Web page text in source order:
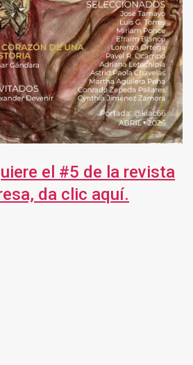
el #5 de la revista
da clic aquí.